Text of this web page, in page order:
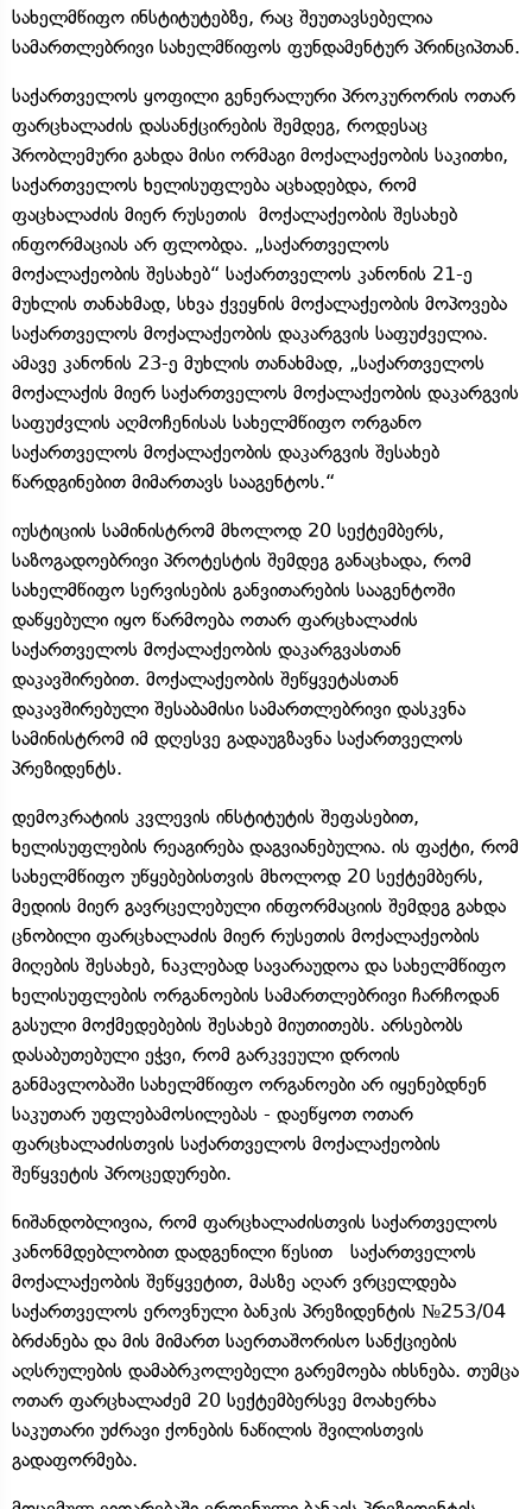
სახელმწიფო ინსტიტუტებზე, რაც შეუთავსებელია
სამართლებრივი სახელმწიფოს ფუნდამენტურ პრინციპთან.
საქართველოს ყოფილი გენერალური პროკურორის ოთარ
ფარცხალაძის დასანქცირების შემდეგ, როდესაც
პრობლემური გახდა მისი ორმაგი მოქალაქეობის საკითხი,
საქართველოს ხელისუფლება აცხადებდა, რომ
ფაცხალაძის მიერ რუსეთის მოქალაქეობის შესახებ
ინფორმაციას არ ფლობდა. „საქართველოს
მოქალაქეობის შესახებ“ საქართველოს კანონის 21-ე
მუხლის თანახმად, სხვა ქვეყნის მოქალაქეობის მოპოვება
საქართველოს მოქალაქეობის დაკარგვის საფუძველია.
ამავე კანონის 23-ე მუხლის თანახმად, „საქართველოს
მოქალაქის მიერ საქართველოს მოქალაქეობის დაკარგვის
საფუძვლის აღმოჩენისას სახელმწიფო ორგანო
საქართველოს მოქალაქეობის დაკარგვის შესახებ
წარდგინებით მიმართავს სააგენტოს.“
იუსტიციის სამინისტრომ მხოლოდ 20 სექტემბერს,
საზოგადოებრივი პროტესტის შემდეგ განაცხადა, რომ
სახელმწიფო სერვისების განვითარების სააგენტოში
დაწყებული იყო წარმოება ოთარ ფარცხალაძის
საქართველოს მოქალაქეობის დაკარგვასთან
დაკავშირებით. მოქალაქეობის შეწყვეტასთან
დაკავშირებული შესაბამისი სამართლებრივი დასკვნა
სამინისტრომ იმ დღესვე გადაუგზავნა საქართველოს
პრეზიდენტს.
დემოკრატიის კვლევის ინსტიტუტის შეფასებით,
ხელისუფლების რეაგირება დაგვიანებულია. ის ფაქტი, რომ
სახელმწიფო უწყებებისთვის მხოლოდ 20 სექტემბერს,
მედიის მიერ გავრცელებული ინფორმაციის შემდეგ გახდა
ცნობილი ფარცხალაძის მიერ რუსეთის მოქალაქეობის
მიღების შესახებ, ნაკლებად სავარაუდოა და სახელმწიფო
ხელისუფლების ორგანოების სამართლებრივი ჩარჩოდან
გასული მოქმედებების შესახებ მიუთითებს. არსებობს
დასაბუთებული ეჭვი, რომ გარკვეული დროის
განმავლობაში სახელმწიფო ორგანოები არ იყენებდნენ
საკუთარ უფლებამოსილებას - დაეწყოთ ოთარ
ფარცხალაძისთვის საქართველოს მოქალაქეობის
შეწყვეტის პროცედურები.
ნიშანდობლივია, რომ ფარცხალაძისთვის საქართველოს
კანონმდებლობით დადგენილი წესით საქართველოს
მოქალაქეობის შეწყვეტით, მასზე აღარ ვრცელდება
საქართველოს ეროვნული ბანკის პრეზიდენტის №253/04
ბრძანება და მის მიმართ საერთაშორისო სანქციების
აღსრულების დამაბრკოლებელი გარემოება იხსნება. თუმცა
ოთარ ფარცხალაძემ 20 სექტემბერსვე მოახერხა
საკუთარი უძრავი ქონების ნაწილის შვილისთვის
გადაფორმება.